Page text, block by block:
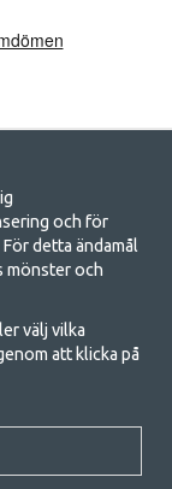
camping
att samla familjen
du tillhör hittar du
på familjetält,
och friluftsliv. Vårt
och för
detta ändamål
mönster och
välj vilka
att klicka på